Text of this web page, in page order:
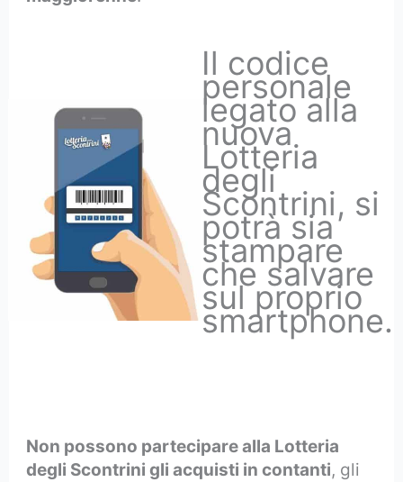
Il codice
personale
legato alla
nuova
Lotteria
degli
Scontrini, si
potrà sia
stampare
che salvare
sul proprio
smartphone.
Non possono partecipare alla Lotteria
degli Scontrini gli acquisti in contanti, gli